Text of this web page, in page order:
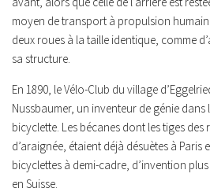
moyen de transport à propulsion
deux roues à la taille identique, comme
sa structure.
En 1890, le Vélo-Club du village
Nussbaumer, un inventeur de génie dans
bicyclette. Les bécanes dont les tiges
d’araignée, étaient déjà désuètes à Paris
bicyclettes à demi-cadre, d’invention
en Suisse.